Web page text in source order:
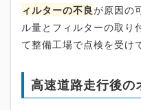
ィルターの不良が原因の
ル量とフィルターの取り
て整備工場で点検を受け
高速道路走行後の